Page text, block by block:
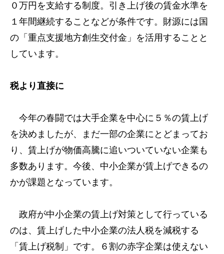
０万円を支給する制度。引き上げ後の賃金水準を
１年間継続することなどが条件です。財源には国
の「重点支援地方創生交付金」を活用することと
しています。
税より直接に
今年の春闘では大手企業を中心に５％の賃上げ
を決めましたが、まだ一部の企業にとどまってお
り、賃上げが物価高騰に追いついていない企業も
多数あります。今後、中小企業が賃上げできるの
かが課題となっています。
政府が中小企業の賃上げ対策として行っている
のは、賃上げした中小企業の法人税を減税する
「賃上げ税制」です。６割の赤字企業は使えない